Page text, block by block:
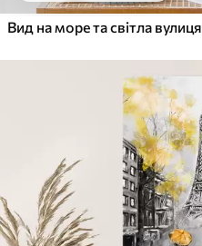
Вид на море та світла вулиця